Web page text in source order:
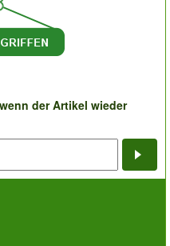
der Artikel wieder